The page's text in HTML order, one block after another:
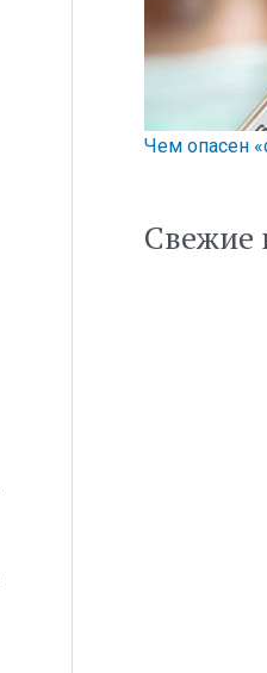
Чем опасен
Свежие